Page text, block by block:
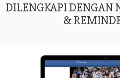
DILENGKAPI DENGAN
&